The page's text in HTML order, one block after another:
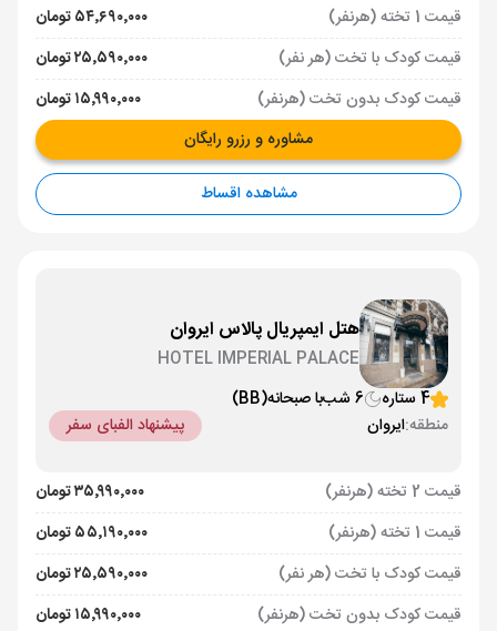
قیمت 1 تخته (هرنفر)
۵۴٬۶۹۰٬۰۰۰ تومان
قیمت کودک با تخت (هر نفر)
۲۵٬۵۹۰٬۰۰۰ تومان
قیمت کودک بدون تخت (هرنفر)
۱۵٬۹۹۰٬۰۰۰ تومان
مشاوره و رزرو رایگان
مشاهده اقساط
هتل ایمپریال پالاس ایروان
HOTEL IMPERIAL PALACE
4 ستاره
6 شب با صبحانه(BB)
منطقه:ایروان پیشنهاد الفبای سفر
قیمت 2 تخته (هرنفر)
۳۵٬۹۹۰٬۰۰۰ تومان
قیمت 1 تخته (هرنفر)
۵۵٬۱۹۰٬۰۰۰ تومان
قیمت کودک با تخت (هر نفر)
۲۵٬۵۹۰٬۰۰۰ تومان
قیمت کودک بدون تخت (هرنفر)
۱۵٬۹۹۰٬۰۰۰ تومان